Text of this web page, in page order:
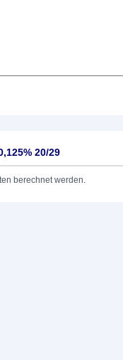
20/29
berechnet werden.